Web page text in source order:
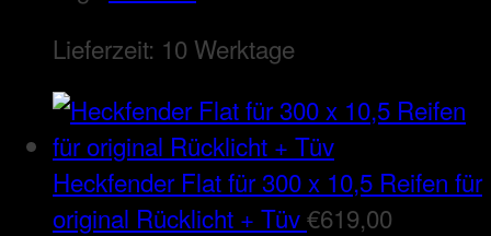
Lieferzeit: 10 Werktage
Heckfender Flat für 300 x 10,5 Reifen für
original Rücklicht + Tüv€619,00